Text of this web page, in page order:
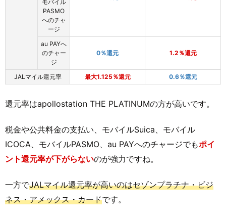
モバイル
PASMO
へのチャ
ージ
au PAYへ
のチャー
ジ
0％還元 1.2％還元
JALマイル還元率 最大1.125％還元 0.6％還元
還元率はapollostation THE PLATINUMの方が高いです。
税金や公共料金の支払い、モバイルSuica、モバイル
ICOCA、モバイルPASMO、au PAYへのチャージでもポイ
ント還元率が下がらないのが強力ですね。
一方でJALマイル還元率が高いのはセゾンプラチナ・ビジ
ネス・アメックス・カードです。